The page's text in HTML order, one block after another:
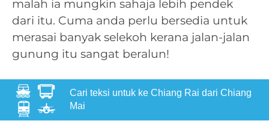
malah ia mungkin sahaja lebih pendek
dari itu. Cuma anda perlu bersedia untuk
merasai banyak selekoh kerana jalan-jalan
gunung itu sangat beralun!
Cari teksi untuk ke Chiang Rai dari Chiang
Mai